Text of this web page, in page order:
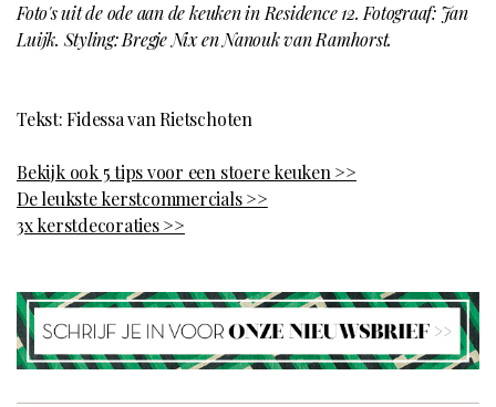
Foto's uit de ode aan de keuken in Residence 12. Fotograaf: Jan
Luijk. Styling: Bregje Nix en Nanouk van Ramhorst.
Tekst: Fidessa van Rietschoten
Bekijk ook 5 tips voor een stoere keuken >>
De leukste kerstcommercials >>
3x kerstdecoraties >>